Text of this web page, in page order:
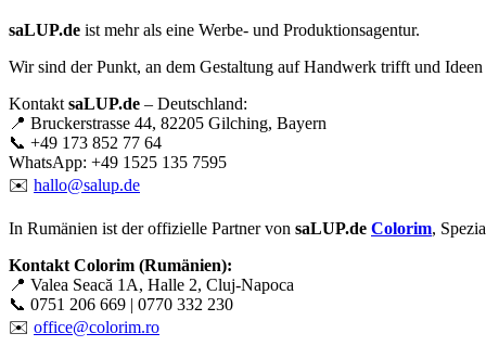
saLUP.de ist mehr als eine Werbe- und Produktionsagentur.
Wir sind der Punkt, an dem Gestaltung auf Handwerk trifft und
Kontakt saLUP.de – Deutschland:
📍 Bruckerstrasse 44, 82205 Gilching, Bayern
📞 +49 173 852 77 64
WhatsApp: +49 1525 135 7595
✉️ hallo@salup.de
In Rumänien ist der offizielle Partner von saLUP.de Colorim,
Kontakt Colorim (Rumänien):
📍 Valea Seacă 1A, Halle 2, Cluj-Napoca
📞 0751 206 669 | 0770 332 230
✉️ office@colorim.ro